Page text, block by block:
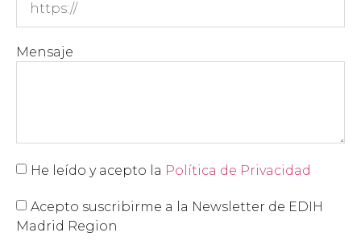
Mensaje
He leído y acepto la Política de Privacidad
Acepto suscribirme a la Newsletter de EDIH
Madrid Region